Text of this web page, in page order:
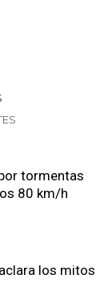
tormentas
80 km/h
los mitos